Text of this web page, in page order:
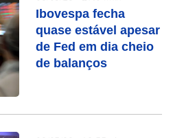
Ibovespa fecha
quase estável apesar
de Fed em dia cheio
de balanços